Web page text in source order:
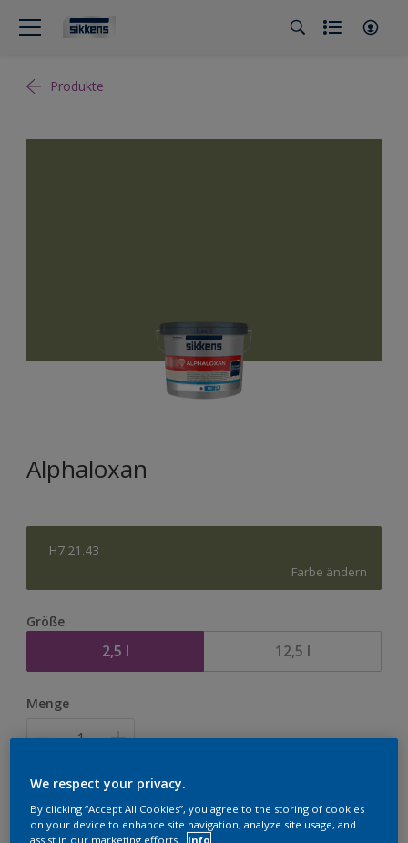
Produkte
Alphaloxan
H7.21.43
Farbe ändern
Größe
2,5 l 12,5 l
Menge
Zur Einkaufsliste hinzufügen
We respect your privacy.
By clicking “Accept All Cookies”, you agree to the storing of cookies
on your device to enhance site navigation, analyze site usage, and
assist in our marketing efforts.
Info